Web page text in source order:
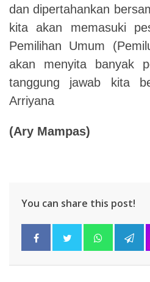
dan dipertahankan
kita akan memasuki
Pemilihan Umum
akan menyita banyak
tanggung jawab kita
Arriyana
(Ary Mampas)
You can share this post!